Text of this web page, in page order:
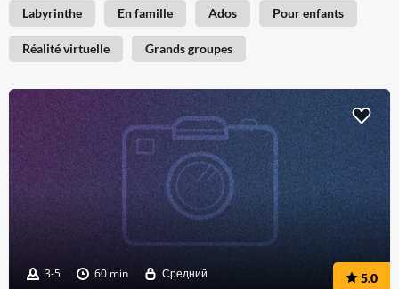
Labyrinthe En famille Ados Pour enfants
Réalité virtuelle Grands groupes
3-5 60 min Средний 5.0